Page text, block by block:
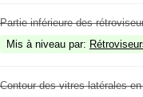
Partie inférieure des
Mis à niveau par:
Contour des vitres latérales